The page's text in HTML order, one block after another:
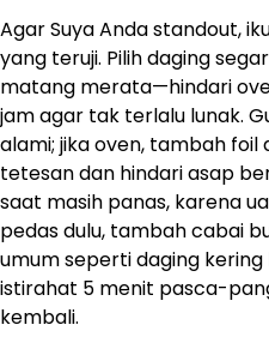
Agar Suya Anda standout,
yang teruji. Pilih daging
matang merata—hindari
jam agar tak terlalu lunak.
alami; jika oven, tambah
tetesan dan hindari asap
saat masih panas, karena
pedas dulu, tambah cabai
umum seperti daging
istirahat 5 menit pasca-
kembali.